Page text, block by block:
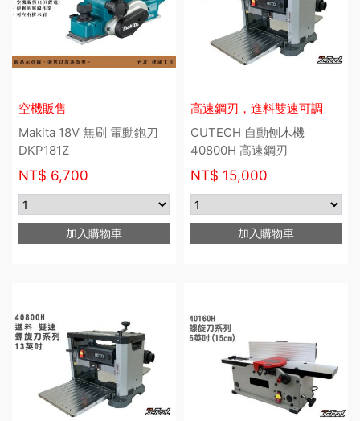
空機販售
Makita 18V 無刷 電動鉋刀
DKP181Z
NT$ 6,700
加入購物車
高速鋼刃，進料雙速可調
CUTECH 自動刨木機
40800H 高速鋼刃
NT$ 15,000
加入購物車